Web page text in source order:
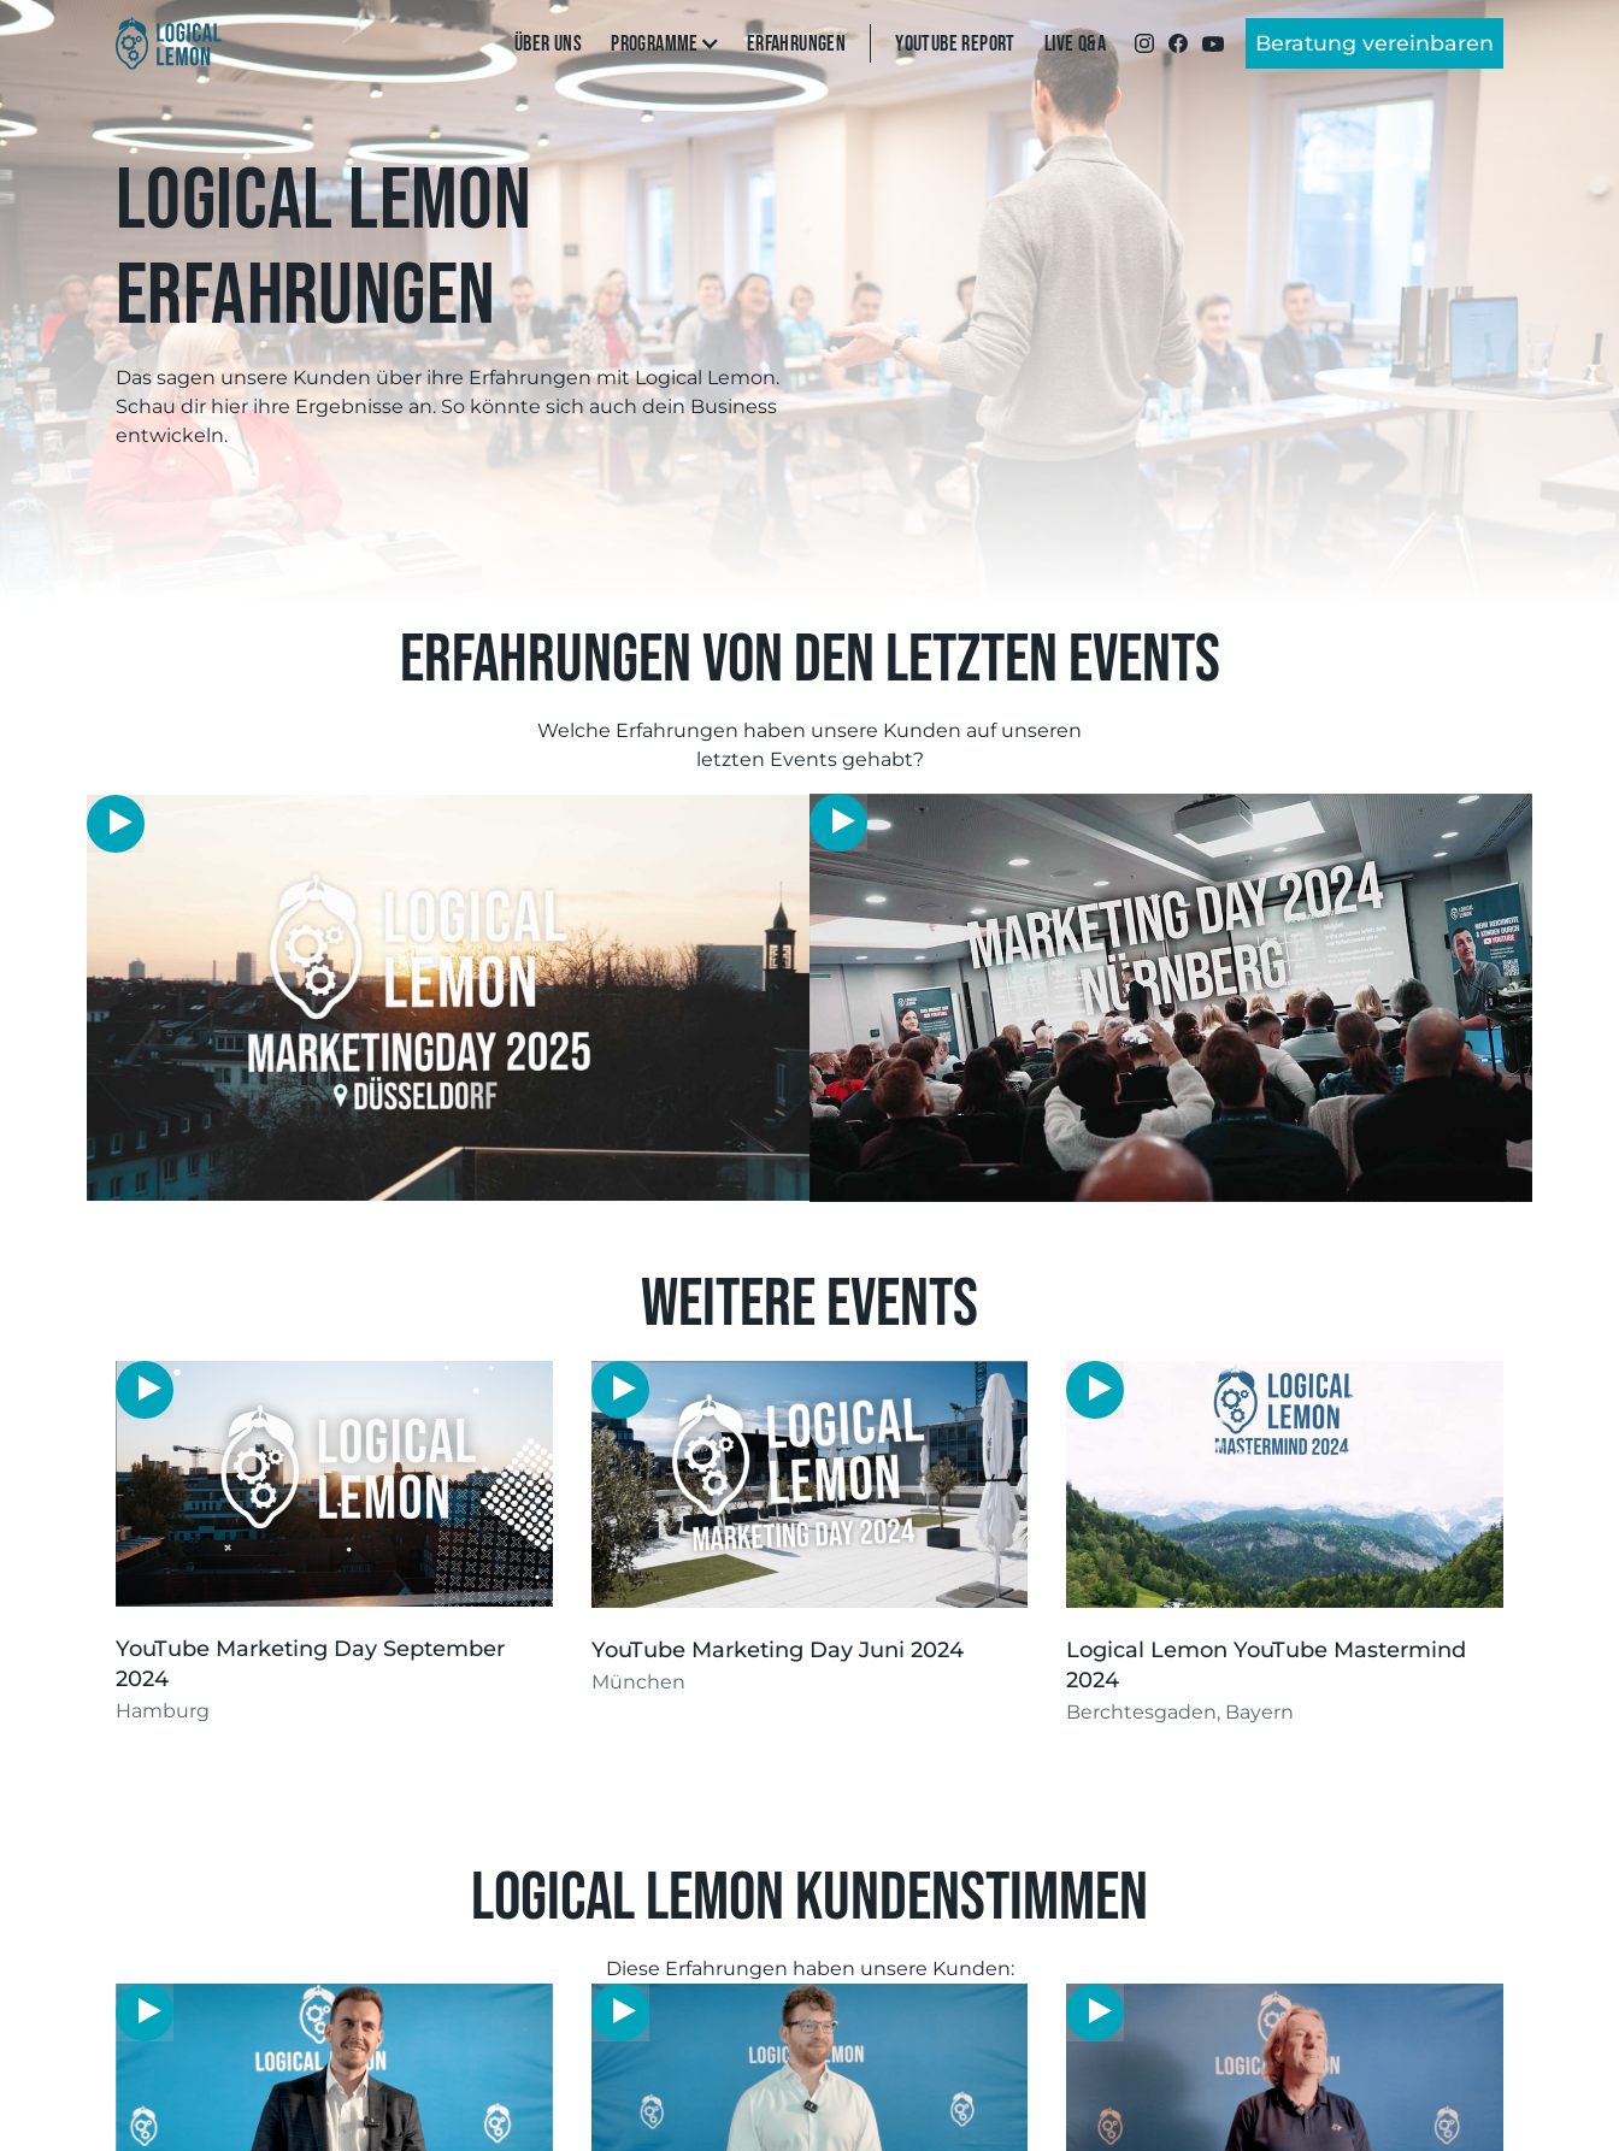
Über uns Programme Erfahrungen YouTube Report Live Q&A Beratung vereinbaren
Logical Lemon
Erfahrungen
Das sagen unsere Kunden über ihre Erfahrungen mit Logical Lemon.
Schau dir hier ihre Ergebnisse an. So könnte sich auch dein Business
entwickeln.
Erfahrungen von den letzten Events
Welche Erfahrungen haben unsere Kunden auf unseren
letzten Events gehabt?
Weitere Events
YouTube Marketing Day September
2024
Hamburg
YouTube Marketing Day Juni 2024
München
Logical Lemon YouTube Mastermind
2024
Berchtesgaden, Bayern
Logical Lemon Kundenstimmen
Diese Erfahrungen haben unsere Kunden: